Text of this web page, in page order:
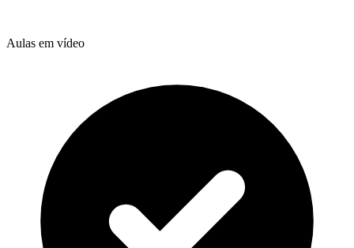
Aulas em vídeo